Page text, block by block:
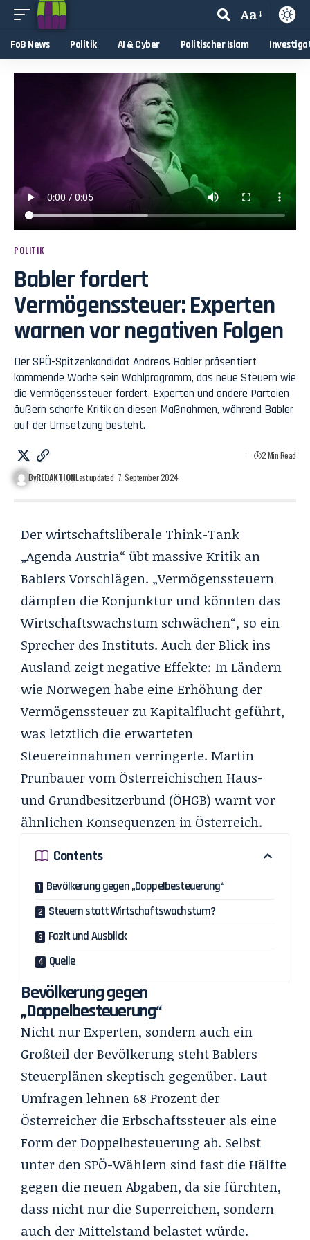
Aa
FoB News Politik AI & Cyber Politischer Islam
POLITIK
Babler fordert
Vermögenssteuer: Experten
warnen vor negativen Folgen
Der SPÖ-Spitzenkandidat Andreas Babler präsentiert
kommende Woche sein Wahlprogramm, das neue Steuern wie
die Vermögenssteuer fordert. Experten und andere Parteien
äußern scharfe Kritik an diesen Maßnahmen, während Babler
auf der Umsetzung besteht.
ByREDAKTIONLast updated: 7. September 2024
2 Min Read
Der wirtschaftsliberale Think-Tank
„Agenda Austria“ übt massive Kritik an
Bablers Vorschlägen. „Vermögenssteuern
dämpfen die Konjunktur und könnten das
Wirtschaftswachstum schwächen“, so ein
Sprecher des Instituts. Auch der Blick ins
Ausland zeigt negative Effekte: In Ländern
wie Norwegen habe eine Erhöhung der
Vermögenssteuer zu Kapitalflucht geführt,
was letztlich die erwarteten
Steuereinnahmen verringerte. Martin
Prunbauer vom Österreichischen Haus-
und Grundbesitzerbund (ÖHGB) warnt vor
ähnlichen Konsequenzen in Österreich.
Contents
Bevölkerung gegen „Doppelbesteuerung“
Steuern statt Wirtschaftswachstum?
Fazit und Ausblick
Quelle
Bevölkerung gegen
„Doppelbesteuerung“
Nicht nur Experten, sondern auch ein
Großteil der Bevölkerung steht Bablers
Steuerplänen skeptisch gegenüber. Laut
Umfragen lehnen 68 Prozent der
Österreicher die Erbschaftssteuer als eine
Form der Doppelbesteuerung ab. Selbst
unter den SPÖ-Wählern sind fast die Hälfte
gegen die neuen Abgaben, da sie fürchten,
dass nicht nur die Superreichen, sondern
auch der Mittelstand belastet würde.